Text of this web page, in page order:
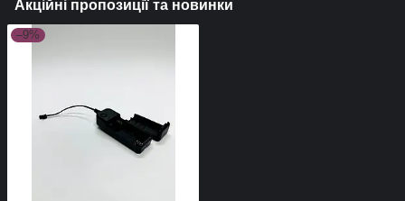
Акційні пропозиції та новинки
–9%